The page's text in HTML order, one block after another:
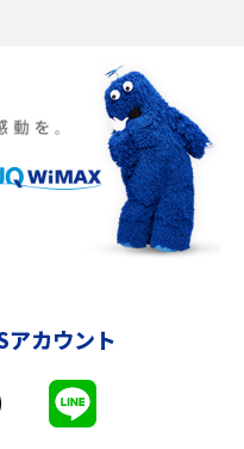
は？サイズやスペックを比較し
ク・機能の違いをわかりやすく
ペック・機能を徹底比較
手順やデータ移行方法をわかり
アカウント